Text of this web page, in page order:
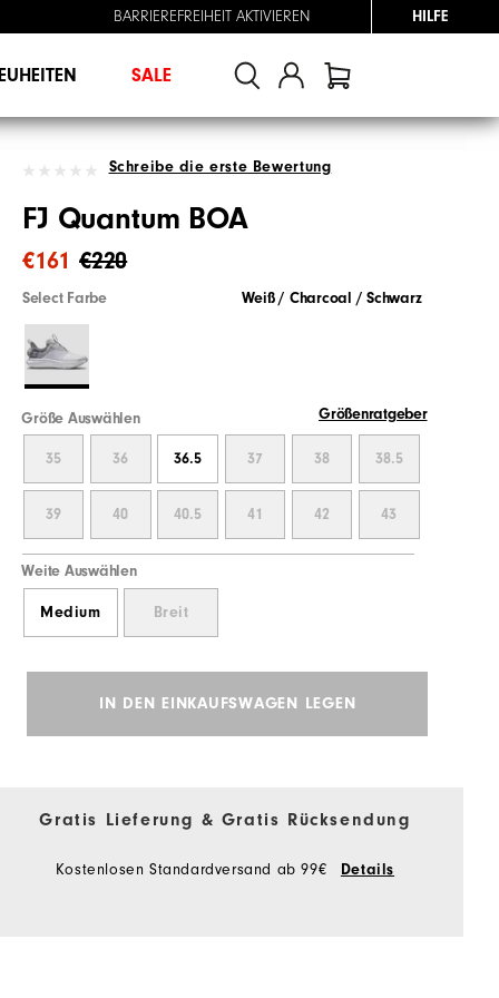
BARRIEREFREIHEIT AKTIVIEREN HILFE
SALE
Schreibe die erste Bewertung
FJ Quantum BOA
€220
€161
Select Farbe Weiß / Charcoal / Schwarz
Größe Auswählen Größenratgeber
35 36 36.5 37 38 38.5
39 40 40.5 41 42 43
Weite Auswählen
Medium Breit
IN DEN EINKAUFSWAGEN LEGEN
Gratis Lieferung & Gratis Rücksendung
Kostenlosen Standardversand ab 99€ Details